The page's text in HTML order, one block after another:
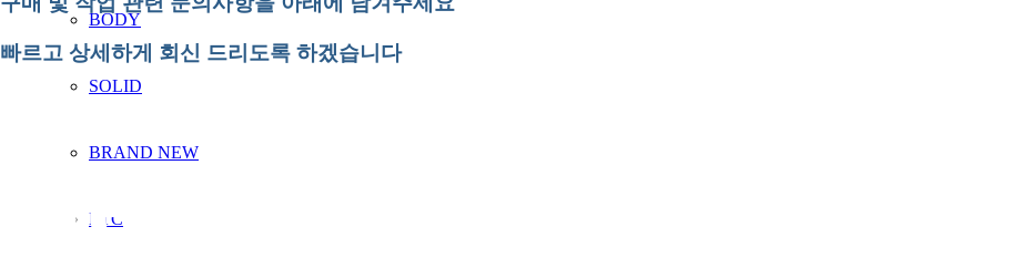
BODY
SOLID
BRAND NEW
ETC
빠르고 상세하게 회신 드리도록 하겠습니다
Get in touch